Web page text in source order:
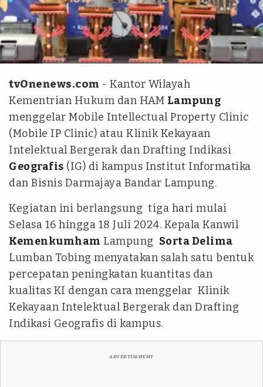
Antara
tvOnenews.com - Kantor Wilayah
Kementrian Hukum dan HAM Lampung
menggelar Mobile Intellectual Property Clinic
(Mobile IP Clinic) atau Klinik Kekayaan
Intelektual Bergerak dan Drafting Indikasi
Geografis (IG) di kampus Institut Informatika
dan Bisnis Darmajaya Bandar Lampung.
Kegiatan ini berlangsung tiga hari mulai
Selasa 16 hingga 18 Juli 2024. Kepala Kanwil
Kemenkumham Lampung Sorta Delima
Lumban Tobing menyatakan salah satu bentuk
percepatan peningkatan kuantitas dan
kualitas KI dengan cara menggelar Klinik
Kekayaan Intelektual Bergerak dan Drafting
Indikasi Geografis di kampus.
ADVERTISEMENT